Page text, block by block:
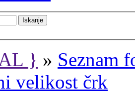
} » Seznam
velikost črk